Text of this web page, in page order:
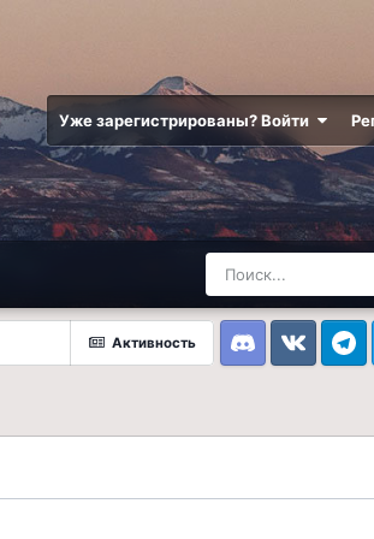
Уже зарегистрированы? Войти
Активность
DiscordVK